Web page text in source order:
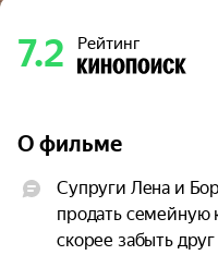
7.2 Рейтинг
О фильме
Супруги Лена и
продать семейную
скорее забыть